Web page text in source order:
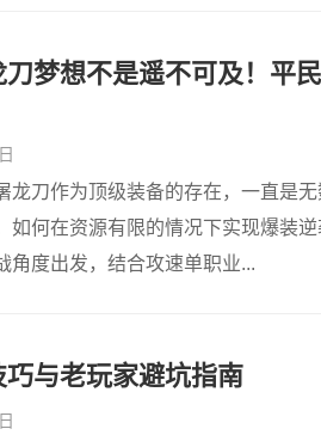
梦想不是遥不可及！平
龙刀作为顶级装备的存在，一直是
如何在资源有限的情况下实现爆装
角度出发，结合攻速单职业...
与老玩家避坑指南